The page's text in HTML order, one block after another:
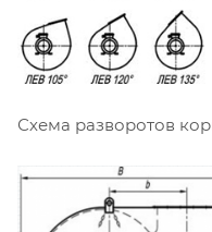
Схема разворотов